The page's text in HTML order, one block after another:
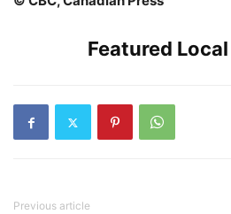
Featured
Previous article